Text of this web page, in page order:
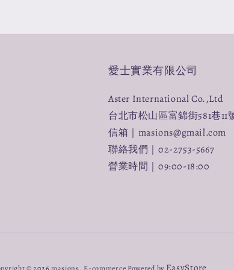
愛士實業有限公司
Aster International Co.,Ltd
台北市松山區富錦街581巷11
信箱｜masions@gmail.com
聯絡我們｜02-2753-5667
營業時間｜09:00-18:00